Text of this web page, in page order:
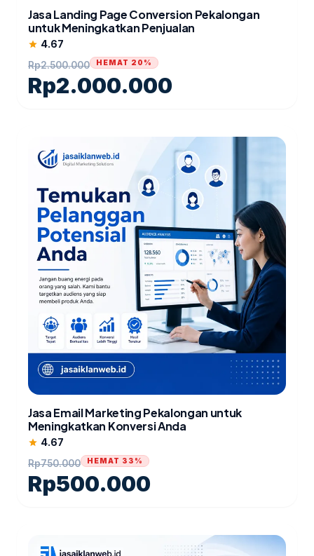
Jasa Landing Page Conversion Pekalongan
untuk Meningkatkan Penjualan
star 4.67
Rp2.500.000
Rp2.000.000
HEMAT 20%
Jasa Email Marketing Pekalongan untuk
Meningkatkan Konversi Anda
star 4.67
Rp750.000
Rp500.000
HEMAT 33%